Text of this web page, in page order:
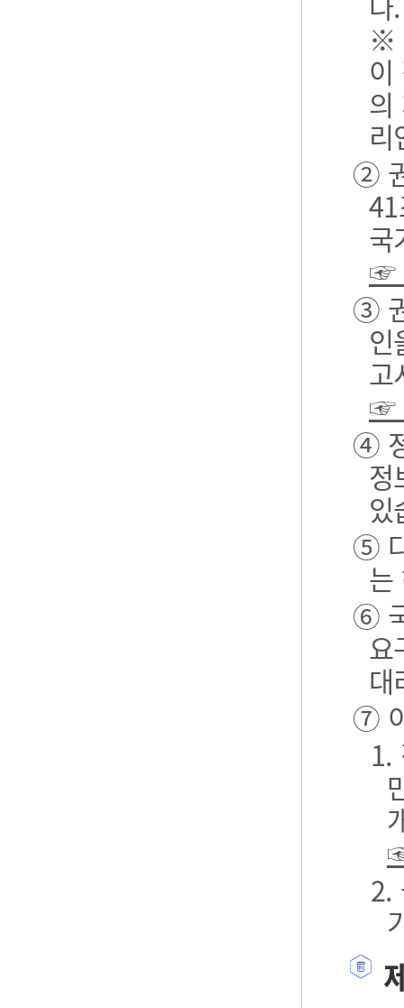
※
이
의
②
국
☞
③
인
고
☞
④
정
있
⑤
는
⑥
요
대
⑦
1.
2.